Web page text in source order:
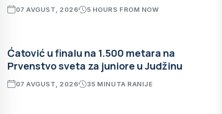
07 AVGUST, 2026 5 HOURS FROM NOW
Ćatović u finalu na 1.500 metara na
Prvenstvo sveta za juniore u Judžinu
07 AVGUST, 2026 35 MINUTA RANIJE